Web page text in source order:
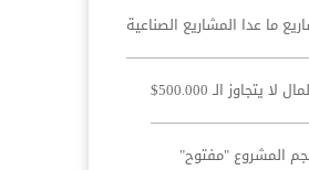
ما عدا المشاريع الصناعية
لا يتجاوز الـ 500.000$
المشروع "مفتوح"